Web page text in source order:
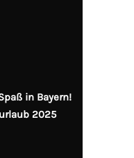
in Bayern!
2025